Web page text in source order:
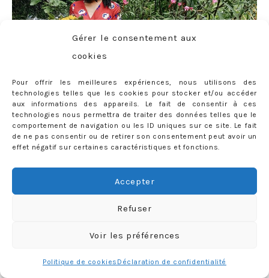
Gérer le consentement aux
cookies
Pour offrir les meilleures expériences, nous utilisons des
technologies telles que les cookies pour stocker et/ou accéder
aux informations des appareils. Le fait de consentir à ces
technologies nous permettra de traiter des données telles que le
comportement de navigation ou les ID uniques sur ce site. Le fait
de ne pas consentir ou de retirer son consentement peut avoir un
effet négatif sur certaines caractéristiques et fonctions.
Accepter
Refuser
Voir les préférences
Politique de cookies Déclaration de confidentialité
… et encore une créationLa Redoute(y a-t-il suffisamment
Comme c’est original ? Haha ! J’avoue, j’ai du mal à porter
autre chose en ce moment… Etles marques sont
robes vives et fleuries (Réalisation Par
différence que ces nouveaux modèles sont proposés à